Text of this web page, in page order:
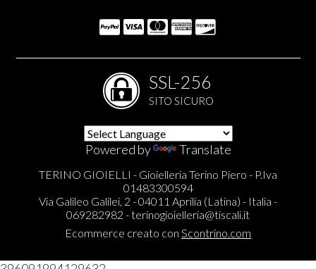
SSL-256
SITO SICURO
Powered by Translate
TERINO GIOIELLI - Gioielleria Terino Piero - P.Iva
01483300594
Via Galileo Galilei, 2 - 04011 Aprilia (Latina) - Italia -
069282982 -terinogioielleria@tiscali.it
Ecommerce creato con Scontrino.com